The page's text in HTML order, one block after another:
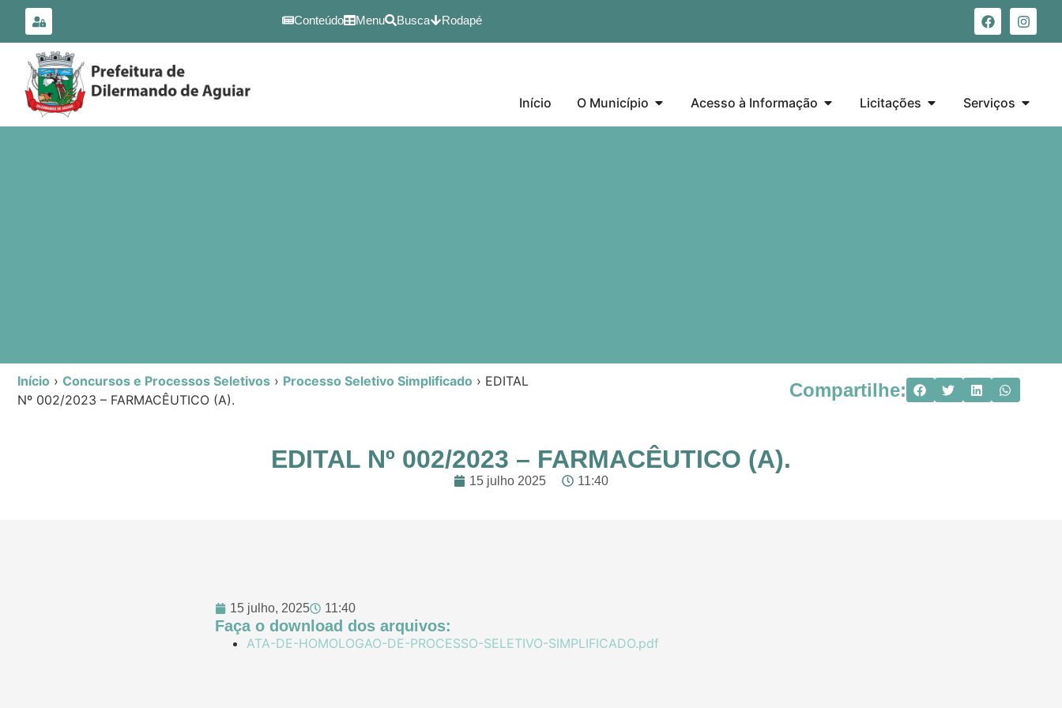
conteúdo
Conteúdo Menu Busca Rodapé
Início O Município Acesso à Informação Licitações Serviços
Início › Concursos e Processos Seletivos › Processo Seletivo Simplificado › EDITAL
Nº 002/2023 – FARMACÊUTICO (A).
Compartilhe:
EDITAL Nº 002/2023 – FARMACÊUTICO (A).
15 julho 2025 11:40
15 julho, 2025 11:40
Faça o download dos arquivos:
ATA-DE-HOMOLOGAO-DE-PROCESSO-SELETIVO-SIMPLIFICADO.pdf